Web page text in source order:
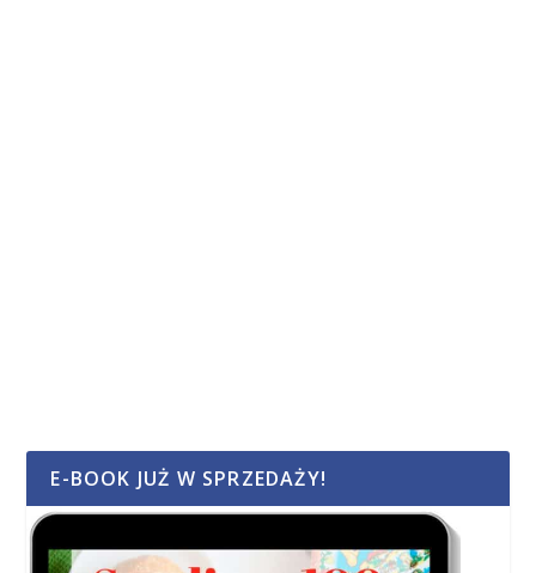
E-BOOK JUŻ W SPRZEDAŻY!